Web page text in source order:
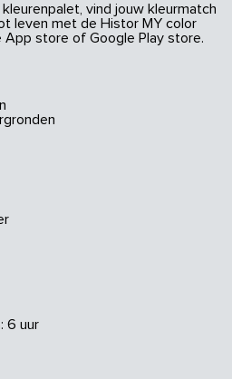
vind jouw kleurmatch
leven met de Histor MY color
App store of Google Play store.
6 uur